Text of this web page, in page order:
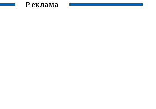
Реклама